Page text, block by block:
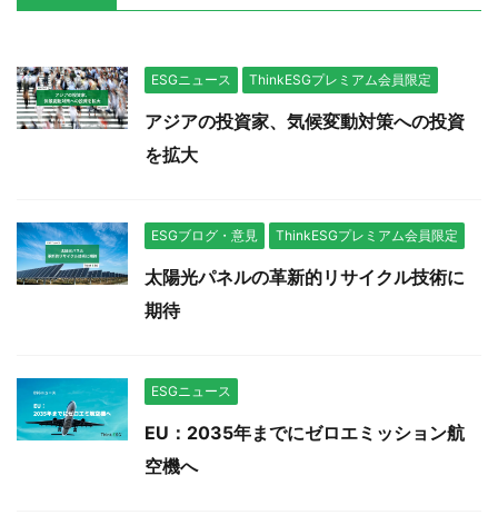
ESGニュース ThinkESGプレミアム会員限定
アジアの投資家、気候変動対策への投資
を拡大
ESGブログ・意見 ThinkESGプレミアム会員限定
太陽光パネルの革新的リサイクル技術に
期待
ESGニュース
EU：2035年までにゼロエミッション航
空機へ